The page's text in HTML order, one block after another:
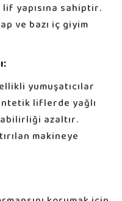
lif yapısına sahiptir.
ve bazı iç giyim
yumuşatıcılar
liflerde yağlı
azaltır.
makineye